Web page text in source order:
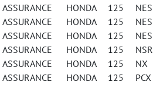
ASSURANCE HONDA 125 NES
ASSURANCE HONDA 125 NES
ASSURANCE HONDA 125 NES
ASSURANCE HONDA 125 NSR
ASSURANCE HONDA 125 NX
ASSURANCE HONDA 125 PCX